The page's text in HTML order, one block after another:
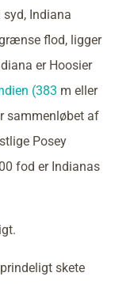
Indiana
flod, ligger
er Hoosier
(383 m eller
sammenløbet af
Posey
fod er Indianas
skete